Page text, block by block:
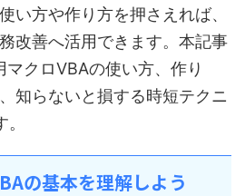
い方や作り方を押さえれば、
改善へ活用できます。本記事
クロVBAの使い方、作り
知らないと損する時短テクニ
の基本を理解しよう